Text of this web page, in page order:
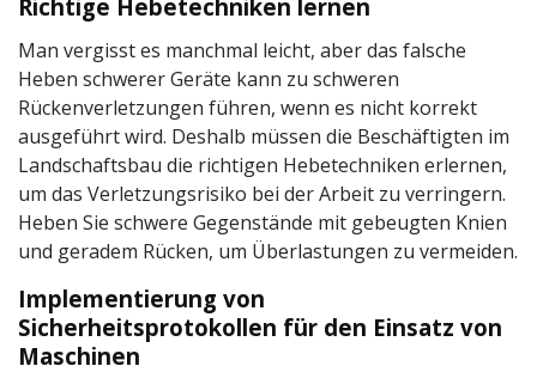
Richtige Hebetechniken lernen
Man vergisst es manchmal leicht, aber das falsche
Heben schwerer Geräte kann zu schweren
Rückenverletzungen führen, wenn es nicht korrekt
ausgeführt wird. Deshalb müssen die Beschäftigten im
Landschaftsbau die richtigen Hebetechniken erlernen,
um das Verletzungsrisiko bei der Arbeit zu verringern.
Heben Sie schwere Gegenstände mit gebeugten Knien
und geradem Rücken, um Überlastungen zu vermeiden.
Implementierung von
Sicherheitsprotokollen für den Einsatz von
Maschinen